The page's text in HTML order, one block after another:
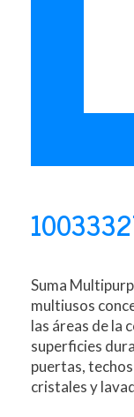
Suma
multiusos
las áreas de la
superficies
puertas,
cristales y